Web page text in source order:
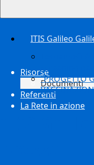
Risorse
Documenti
Referenti
La Rete in azione
ITIS Galileo
“PROGETTO